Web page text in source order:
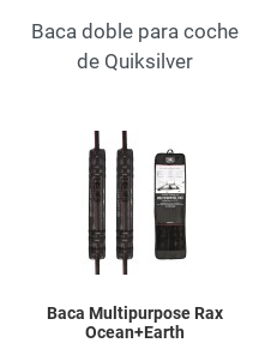
Baca doble para coche
de Quiksilver
Baca Multipurpose Rax
Ocean+Earth